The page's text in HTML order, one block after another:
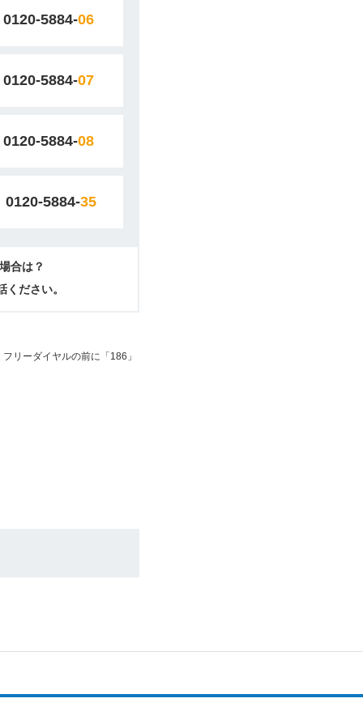
0120-5884-06
0120-5884-07
0120-5884-08
0120-5884-35
合は？
ください。
リーダイヤルの前に「186」